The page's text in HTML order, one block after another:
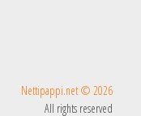
Nettipappi.net © 2026
All rights reserved